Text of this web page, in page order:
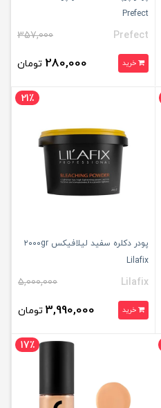
Prefect
Prefect
357,000
خرید 280,000 تومان
21٪
پودر دکلره سفید لیلافیکس ۲۰۰۰gr
Lilafix
Lilafix
5,000,000
خرید 3,990,000 تومان
17٪